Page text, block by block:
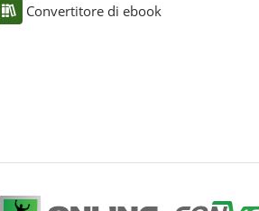
Convertitore di ebook